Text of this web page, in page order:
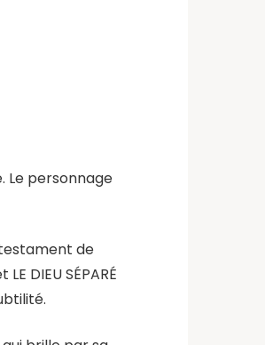
Le personnage
de
DIEU SÉPARÉ